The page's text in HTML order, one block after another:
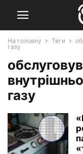
На головну Теги
газу
газу